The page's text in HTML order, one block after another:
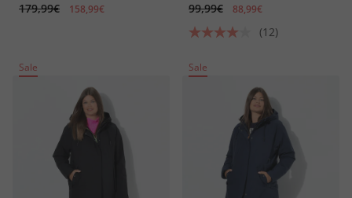
179,99€ 158,99€ 99,99€ 88,99€
(12)
Sale Sale